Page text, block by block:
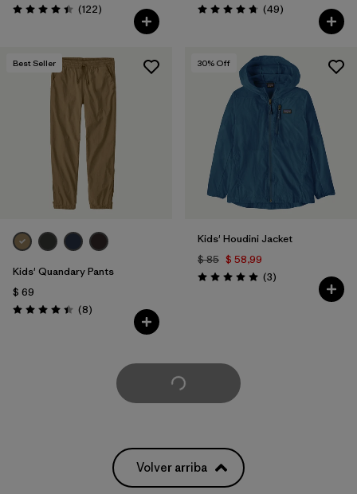
Valoración: 4.5 / 5
(122Comentarios
)
Valoración: 4.8 / 5
(49Comentarios
)
Best Seller
Kids' Quandary Pants
$ 69
Valoración: 4.4 / 5
(8Comentarios
)
30% Off
Kids' Houdini Jacket
$ 85 $ 58,99
Valoración: 5.0 / 5
(3Comentarios
)
Cargar Más
Volver arriba